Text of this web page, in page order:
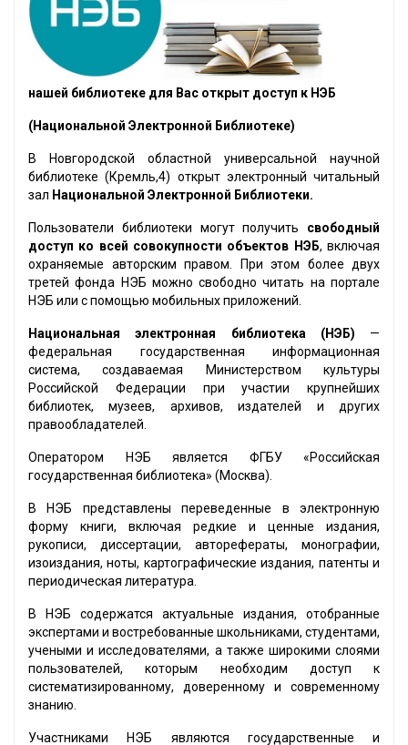
нашей библиотеке для Вас открыт доступ к НЭБ
(Национальной Электронной Библиотеке)
В Новгородской областной универсальной научной
библиотеке (Кремль,4) открыт электронный читальный
зал Национальной Электронной Библиотеки.
Пользователи библиотеки могут получить свободный
доступ ко всей совокупности объектов НЭБ, включая
охраняемые авторским правом. При этом более двух
третей фонда НЭБ можно свободно читать на портале
НЭБ или с помощью мобильных приложений.
Национальная электронная библиотека (НЭБ) —
федеральная государственная информационная
система, создаваемая Министерством культуры
Российской Федерации при участии крупнейших
библиотек, музеев, архивов, издателей и других
правообладателей.
Оператором НЭБ является ФГБУ «Российская
государственная библиотека» (Москва).
В НЭБ представлены переведенные в электронную
форму книги, включая редкие и ценные издания,
рукописи, диссертации, авторефераты, монографии,
изоиздания, ноты, картографические издания, патенты и
периодическая литература.
В НЭБ содержатся актуальные издания, отобранные
экспертами и востребованные школьниками, студентами,
учеными и исследователями, а также широкими слоями
пользователей, которым необходим доступ к
систематизированному, доверенному и современному
знанию.
Участниками НЭБ являются государственные и